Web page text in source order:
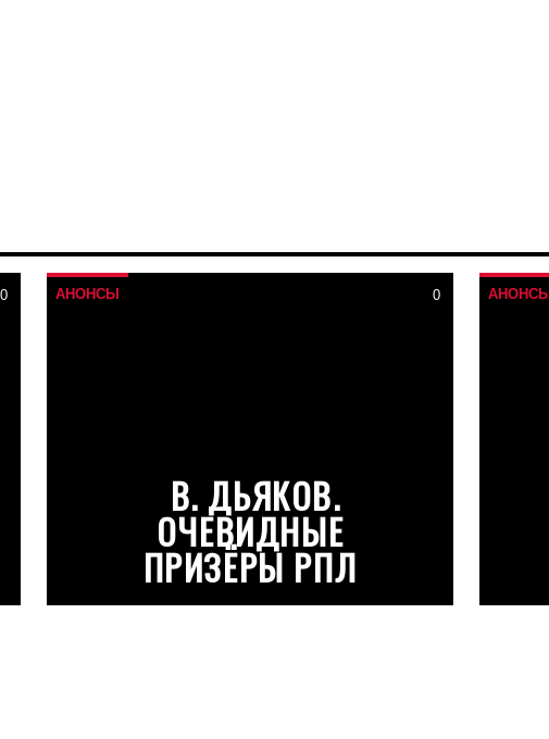
0 АНОНСЫ 0
В. ДЬЯКОВ.
ОЧЕВИДНЫЕ
ПРИЗЁРЫ РПЛ
АНОНСЫ